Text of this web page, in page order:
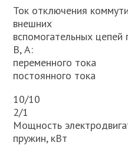
Ток отключения
внешних
вспомогательных
В, А:
переменного тока
постоянного тока
10/10
2/1
Мощность
пружин, кВт